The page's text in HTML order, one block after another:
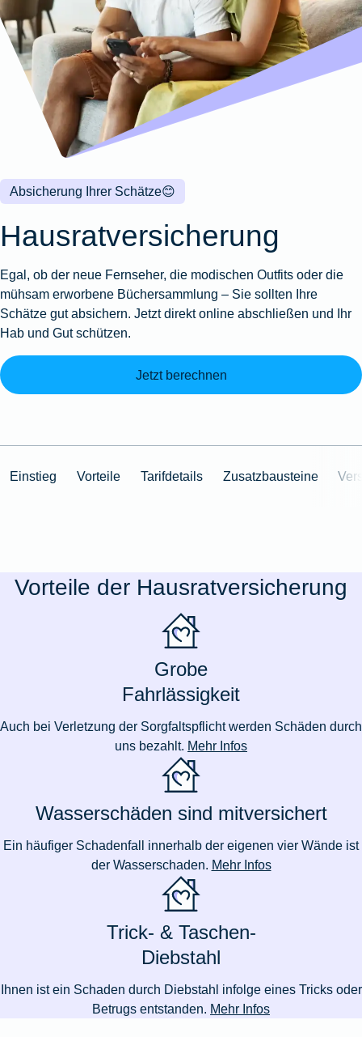
Wohnungsschutzbrief
Zur
Produktübersicht
Gewässerschadenhaftpflicht
Zur
Produktübersicht
Zur
Produktübersicht
Reisehaftpflichtversicherung
Reiserücktrittsversicherung
Zur
Produktübersicht
Zur
Produktübersicht
Zur
Produktübersicht
Zur
Produktübersicht
Montageversicherung
Zur
Produktübersicht
Gruppenunfall für
Betriebe
Gruppenunfall für
Vereine
Produktübersicht
Kunstversicherung
Ausstellungsversicherung
Valorenversicherung
Oldtimersammlungsversicherung
Zur
😊
Absicherung Ihrer Schätze
Hausratversicherung
Egal, ob der neue Fernseher, die modischen Outfits oder die
mühsam erworbene Büchersammlung – Sie sollten Ihre
Schätze gut absichern. Jetzt direkt online abschließen und Ihr
Hab und Gut schützen.
Jetzt berechnen
Einstieg Vorteile Tarifdetails Zusatzbausteine
Vorteile der Hausratversicherung
Grobe
Fahrlässigkeit
Auch bei Verletzung der Sorgfaltspflicht werden Schäden durch
uns bezahlt. Mehr Infos
Wasserschäden sind mitversichert
Ein häufiger Schadenfall innerhalb der eigenen vier Wände ist
der Wasserschaden. Mehr Infos
Trick- & Taschen-
Diebstahl
Ihnen ist ein Schaden durch Diebstahl infolge eines Tricks oder
Betrugs entstanden. Mehr Infos